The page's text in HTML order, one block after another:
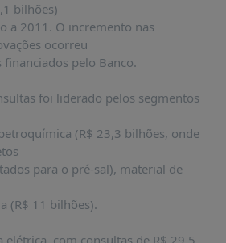
bilhões)
a 2011. O incremento nas
ocorreu
pelo Banco.
foi liderado pelos segmentos
(R$ 23,3 bilhões, onde
para o pré-sal), material de
(R$ 11 bilhões).
elétrica, com consultas de R$ 29,5